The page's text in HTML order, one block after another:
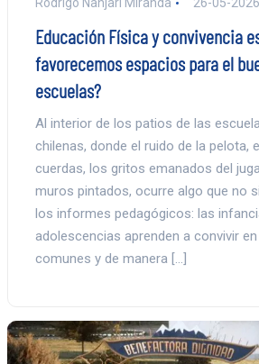
Rodrigo Nanjarí Miranda 26-05-2026
Educación Física y convivencia
favorecemos espacios para el
escuelas?
Al interior de los patios de las
chilenas, donde el ruido de la pelota,
cuerdas, los gritos emanados del
muros pintados, ocurre algo que no
los informes pedagógicos: las
adolescencias aprenden a convivir
comunes y de manera […]